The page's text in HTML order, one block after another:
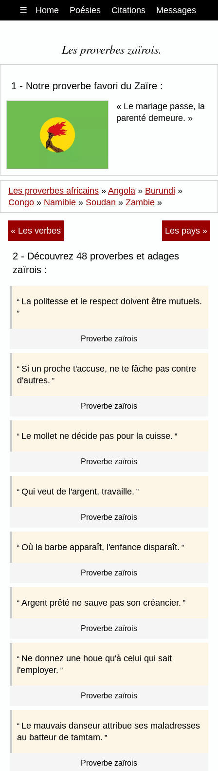
☰ Home Poésies Citations Messages
Les proverbes zaïrois.
1 - Notre proverbe favori du Zaïre :
Le mariage passe, la
parenté demeure.
Les proverbes africains » Angola » Burundi »
Congo » Namibie » Soudan » Zambie »
« Les verbes Les pays »
2 - Découvrez 48 proverbes et adages
zaïrois :
La politesse et le respect doivent être mutuels.
Proverbe zaïrois
Si un proche t'accuse, ne te fâche pas contre
d'autres.
Proverbe zaïrois
Le mollet ne décide pas pour la cuisse.
Proverbe zaïrois
Qui veut de l'argent, travaille.
Proverbe zaïrois
Où la barbe apparaît, l'enfance disparaît.
Proverbe zaïrois
Argent prêté ne sauve pas son créancier.
Proverbe zaïrois
Ne donnez une houe qu'à celui qui sait
l'employer.
Proverbe zaïrois
Le mauvais danseur attribue ses maladresses
au batteur de tamtam.
Proverbe zaïrois